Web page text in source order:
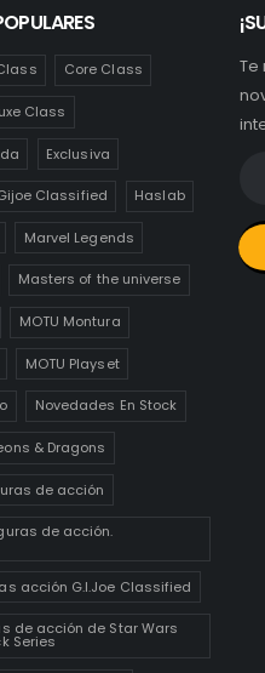
Core Class
Class
Exclusiva
Classified Haslab
Marvel Legends
Masters of the universe
MOTU Montura
MOTU Playset
Novedades En Stock
& Dragons
de acción
de acción.
acción G.I.Joe Classified
de acción de Star Wars
Series
Te